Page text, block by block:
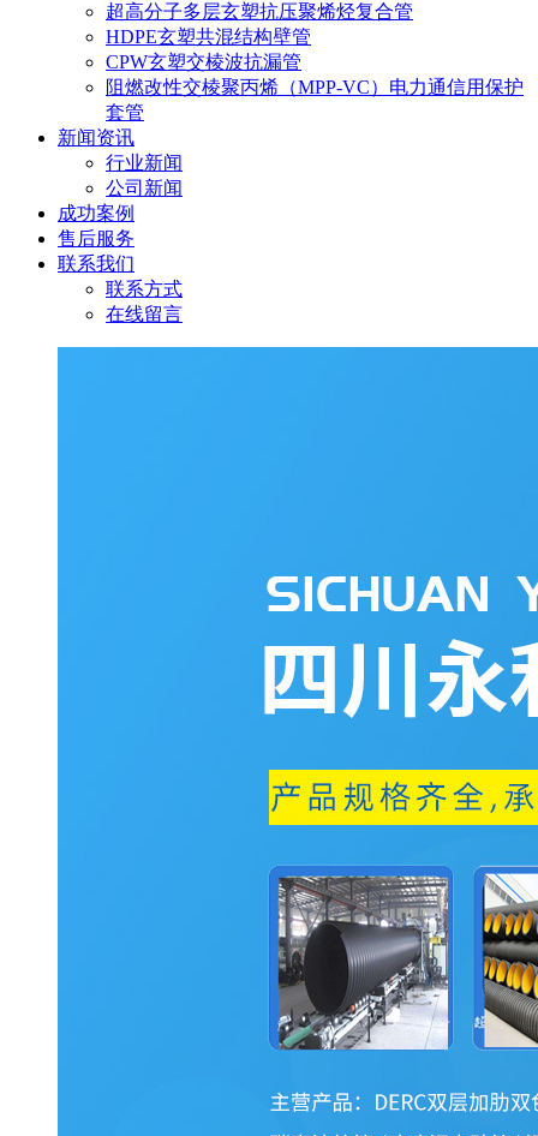
超高分子多层玄塑抗压聚烯烃复合管
HDPE玄塑共混结构壁管
CPW玄塑交棱波抗漏管
阻燃改性交棱聚丙烯（MPP-VC）电力通信用保护
套管
新闻资讯
行业新闻
公司新闻
成功案例
售后服务
联系我们
联系方式
在线留言